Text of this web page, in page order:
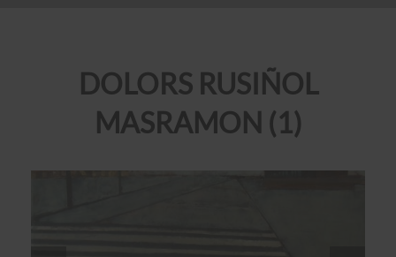
DOLORS RUSIÑOL
MASRAMON (1)